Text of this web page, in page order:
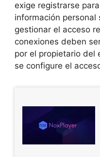
exige registrarse
información personal
gestionar el acceso
conexiones deben
por el propietario del
se configure el